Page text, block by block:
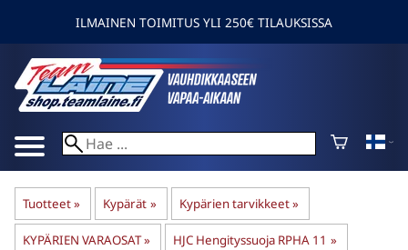
ILMAINEN TOIMITUS YLI 250€ TILAUKSISSA
Tuotteet‪» Kypärät ‪» Kypärien tarvikkeet‪»
KYPÄRIEN VARAOSAT‪» HJC Hengityssuoja RPHA 11 ‪»